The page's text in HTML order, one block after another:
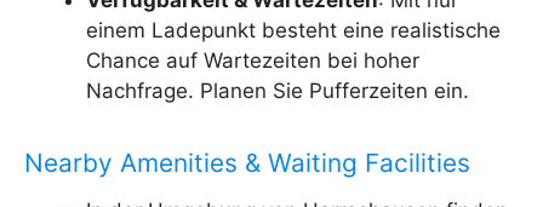
einem Ladepunkt besteht eine realistische
Chance auf Wartezeiten bei hoher
Nachfrage. Planen Sie Pufferzeiten ein.
Nearby Amenities & Waiting Facilities